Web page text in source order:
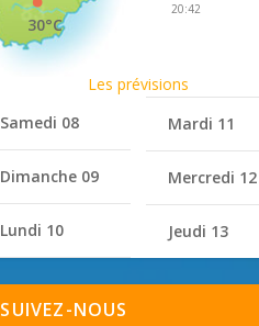
30°C
20:42
Les prévisions
Samedi 08
Dimanche 09
Lundi 10
Mardi 11
Mercredi 12
Jeudi 13
SUIVEZ-NOUS